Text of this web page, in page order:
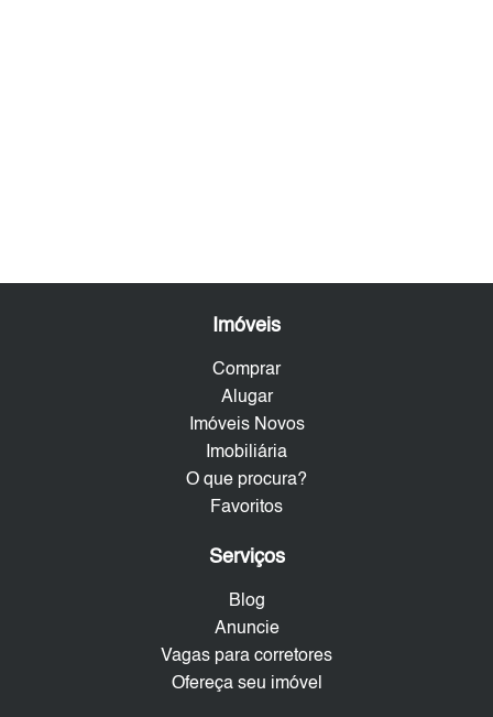
Imóveis
Comprar
Alugar
Imóveis Novos
Imobiliária
O que procura?
Favoritos
Serviços
Blog
Anuncie
Vagas para corretores
Ofereça seu imóvel